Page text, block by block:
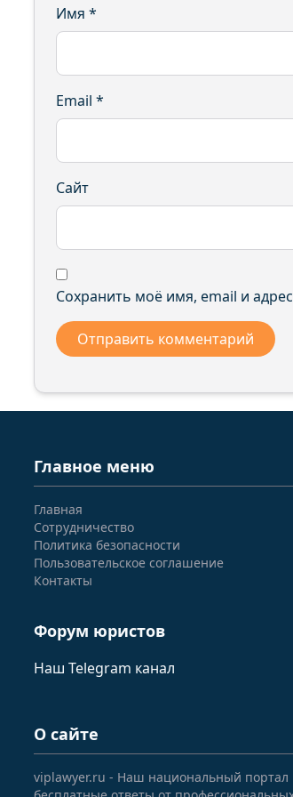
Имя *
Email *
Сайт
Сохранить моё имя, email и
Главное меню
Главная
Сотрудничество
Политика безопасности
Пользовательское соглашение
Контакты
Форум юристов
Наш Telegram канал
О сайте
viplawyer.ru - Наш национальный портал